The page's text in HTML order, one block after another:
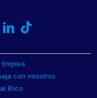
Emplea
con nosotros
Ético